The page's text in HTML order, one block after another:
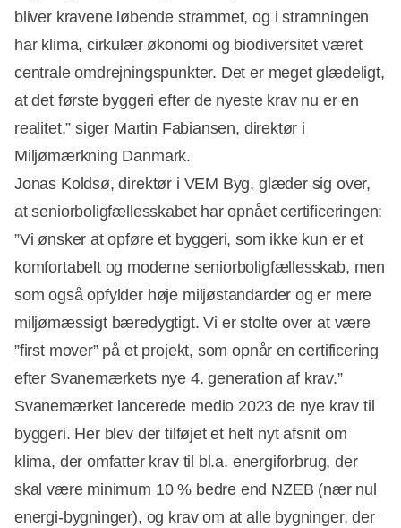
bliver kravene løbende strammet, og i stramningen
har klima, cirkulær økonomi og biodiversitet været
centrale omdrejningspunkter. Det er meget glædeligt,
at det første byggeri efter de nyeste krav nu er en
realitet,” siger Martin Fabiansen, direktør i
Miljømærkning Danmark.
Jonas Koldsø, direktør i VEM Byg, glæder sig over,
at seniorboligfællesskabet har opnået certificeringen:
”Vi ønsker at opføre et byggeri, som ikke kun er et
komfortabelt og moderne seniorboligfællesskab, men
som også opfylder høje miljøstandarder og er mere
miljømæssigt bæredygtigt. Vi er stolte over at være
”first mover” på et projekt, som opnår en certificering
efter Svanemærkets nye 4. generation af krav.”
Svanemærket lancerede medio 2023 de nye krav til
byggeri. Her blev der tilføjet et helt nyt afsnit om
klima, der omfatter krav til bl.a. energiforbrug, der
skal være minimum 10 % bedre end NZEB (nær nul
energi-bygninger), og krav om at alle bygninger, der